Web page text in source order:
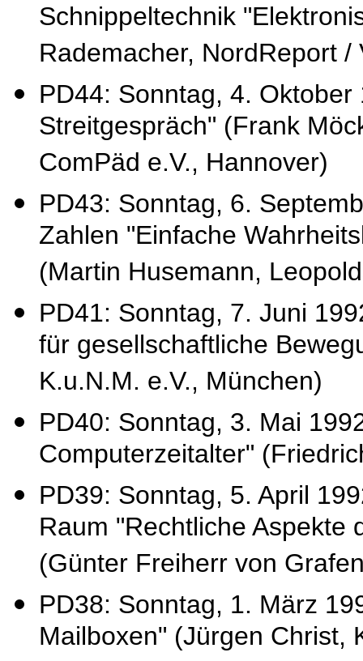
Schnippeltechnik
Rademacher, NordReport
PD44: Sonntag, 4.
Streitgespräch" (Frank
ComPäd e.V., Hannover)
PD43: Sonntag, 6.
Zahlen "Einfache
(Martin Husemann,
PD41: Sonntag, 7. Juni
für gesellschaftliche
K.u.N.M. e.V., München)
PD40: Sonntag, 3. Mai
Computerzeitalter"
PD39: Sonntag, 5. April
Raum "Rechtliche Aspekte
(Günter Freiherr von
PD38: Sonntag, 1. März
Mailboxen" (Jürgen Christ,